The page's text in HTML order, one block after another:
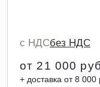
с НДСбез НДС
от 21 000
+ доставка от 8 000